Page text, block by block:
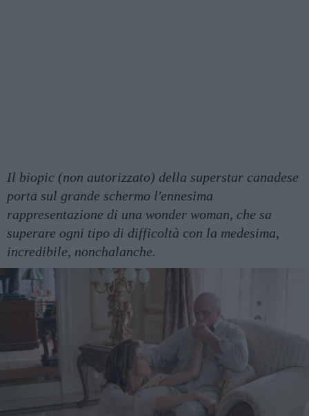
Il biopic (non autorizzato) della superstar canadese
porta sul grande schermo l'ennesima
rappresentazione di una wonder woman, che sa
superare ogni tipo di difficoltà con la medesima,
incredibile, nonchalanche.